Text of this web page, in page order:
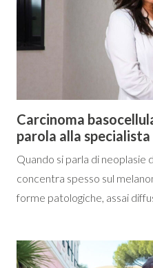
Carcinoma
parola alla specialista
Quando si parla di neoplasie
concentra spesso sul
forme patologiche, assai